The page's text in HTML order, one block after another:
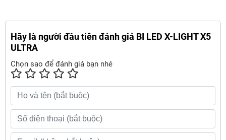
Hãy là người đầu tiên đánh giá BI LED X-LIGHT X5
ULTRA
Chọn sao để đánh giá bạn nhé